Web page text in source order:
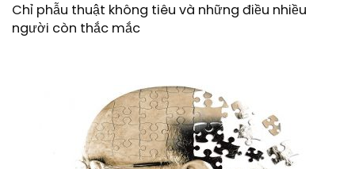
Chỉ phẫu thuật không tiêu và những điều nhiều
người còn thắc mắc